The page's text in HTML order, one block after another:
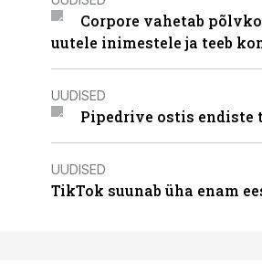
Corpore vahetab
uutele inimestele ja teeb
UUDISED
Pipedrive ostis endiste
UUDISED
TikTok suunab üha enam